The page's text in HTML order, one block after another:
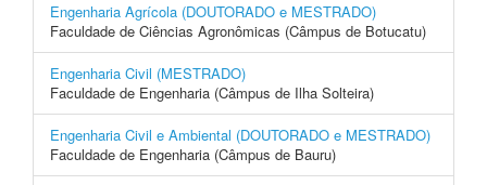
Engenharia Agrícola (DOUTORADO e MESTRADO)
Faculdade de Ciências Agronômicas (Câmpus de Botucatu)
Engenharia Civil (MESTRADO)
Faculdade de Engenharia (Câmpus de Ilha Solteira)
Engenharia Civil e Ambiental (DOUTORADO e MESTRADO)
Faculdade de Engenharia (Câmpus de Bauru)